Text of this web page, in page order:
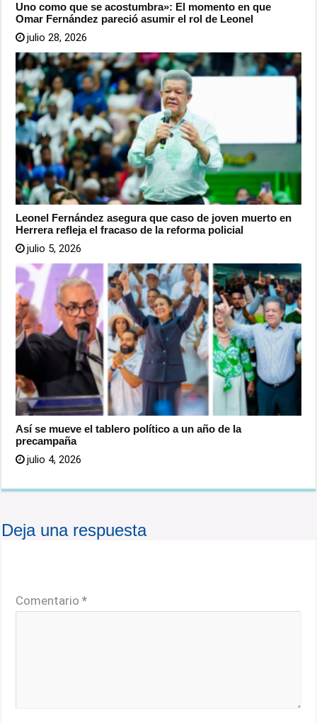
Uno como que se acostumbra»: El momento en que
Omar Fernández pareció asumir el rol de Leonel
julio 28, 2026
Leonel Fernández asegura que caso de joven muerto en
Herrera refleja el fracaso de la reforma policial
julio 5, 2026
Así se mueve el tablero político a un año de la
precampaña
julio 4, 2026
Deja una respuesta
Comentario*